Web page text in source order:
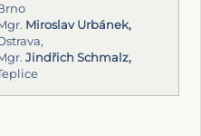
Miroslav Urbánek,
Jindřich Schmalz,